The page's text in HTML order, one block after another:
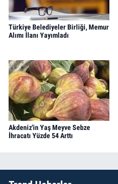
Türkiye Belediyeler Birliği, Memur
Alımı İlanı Yayımladı
Akdeniz'in Yaş Meyve Sebze
İhracatı Yüzde 54 Arttı